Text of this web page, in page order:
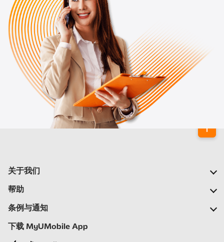
关于我们
我们的公司
新闻中心
加入我们
帮助
常见问题
自助
条例与通知
重要通告
下载 MyUMobile App